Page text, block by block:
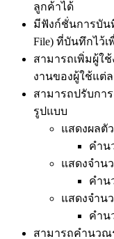
ลูกค้าได้
มีฟังก์ชั่นการบันทึ
File) ที่บันทึกไว้
สามารถเพิ่มผู้ใ
งานของผู้ใช้แต่
สามารถปรับกา
รูปแบบ
แสดงผลตั
คำน
แสดงจำน
คำน
แสดงจำน
คำน
สามารถคำนวณ